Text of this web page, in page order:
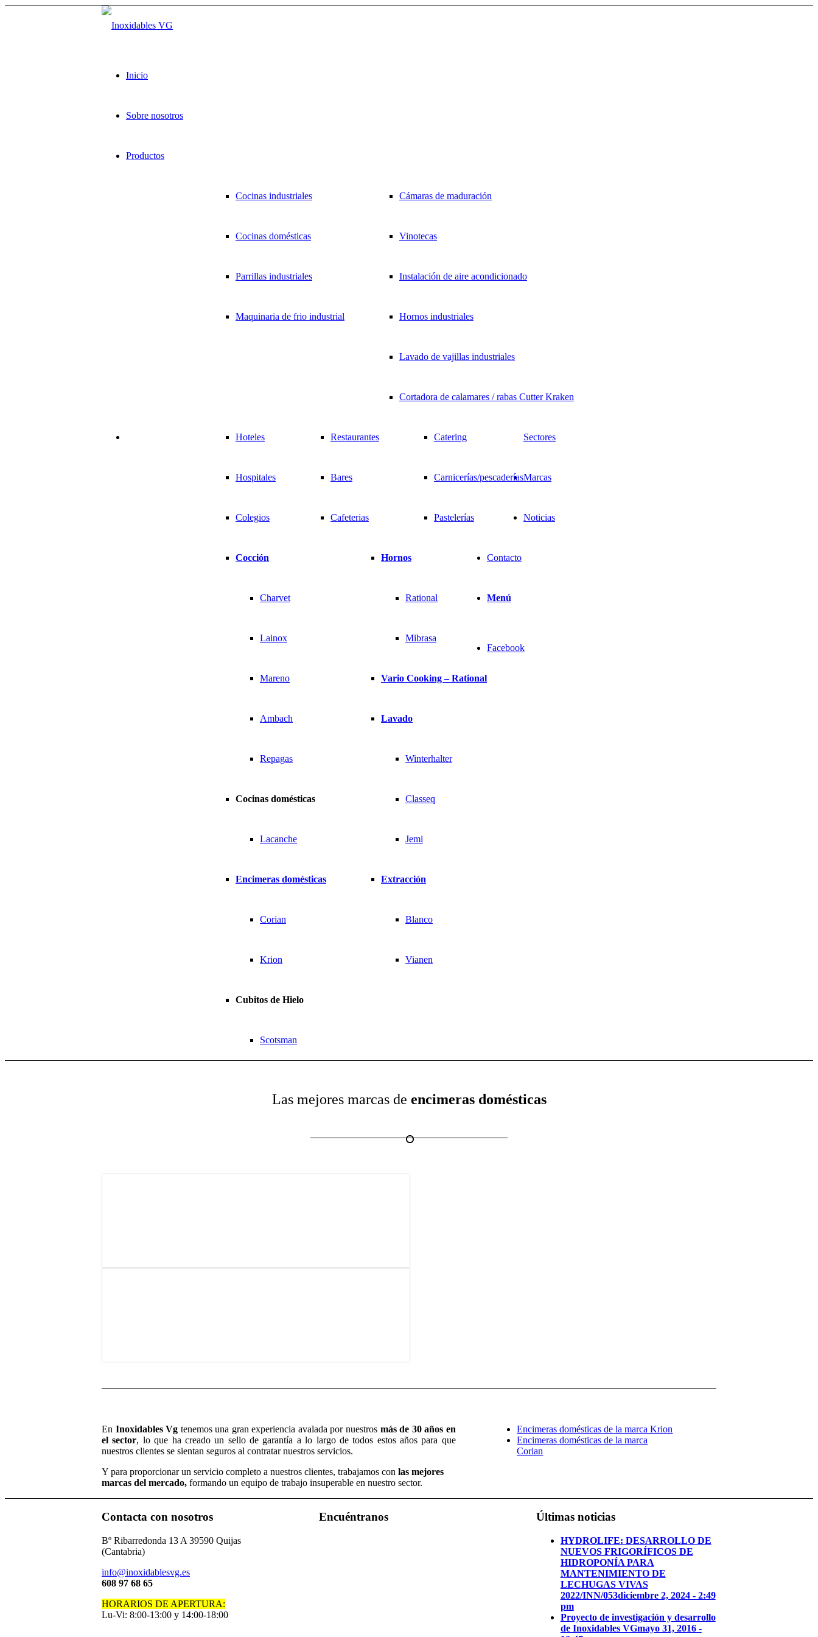
Inicio
Sobre nosotros
Productos
Cocinas industriales
Cocinas domésticas
Parrillas industriales
Maquinaria de frio industrial
Cámaras de maduración
Vinotecas
Instalación de aire acondicionado
Hornos industriales
Lavado de vajillas industriales
Cortadora de calamares / rabas Cutter Kraken
Sectores
Hoteles
Hospitales
Colegios
Restaurantes
Bares
Cafeterias
Catering
Carnicerías/pescaderías
Pastelerías
Marcas
Cocción
Charvet
Lainox
Mareno
Ambach
Repagas
Cocinas domésticas
Lacanche
Encimeras domésticas
Corian
Krion
Cubitos de Hielo
Scotsman
Hornos
Rational
Mibrasa
Vario Cooking – Rational
Lavado
Winterhalter
Classeq
Jemi
Extracción
Blanco
Vianen
Noticias
Contacto
Menú
Facebook
Las mejores marcas de encimeras domésticas
En Inoxidables Vg tenemos una gran experiencia avalada por nuestros más de 30 años en
el sector, lo que ha creado un sello de garantía a lo largo de todos estos años para que
nuestros clientes se sientan seguros al contratar nuestros servicios.
Y para proporcionar un servicio completo a nuestros clientes, trabajamos con las mejores
marcas del mercado, formando un equipo de trabajo insuperable en nuestro sector.
Encimeras domésticas de la marca Krion
Encimeras domésticas de la marca
Corian
Contacta con nosotros
Bº Ribarredonda 13 A 39590 Quijas
(Cantabria)
info@inoxidablesvg.es
608 97 68 65
HORARIOS DE APERTURA:
Lu-Vi: 8:00-13:00 y 14:00-18:00
Encuéntranos Últimas noticias
HYDROLIFE: DESARROLLO DE
NUEVOS FRIGORÍFICOS DE
HIDROPONÍA PARA
MANTENIMIENTO DE
LECHUGAS VIVAS
2022/INN/053diciembre 2, 2024 - 2:49
pm
Proyecto de investigación y desarrollo
de Inoxidables VGmayo 31, 2016 -